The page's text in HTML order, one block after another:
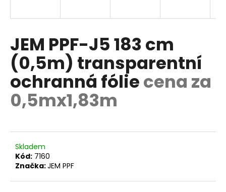
JEM PPF-J5 183 cm
(0,5m) transparentní
ochranná fóliecena za
0,5mx1,83m
Skladem
Kód: 7160
Značka:JEM PPF
t
?
D
o
p